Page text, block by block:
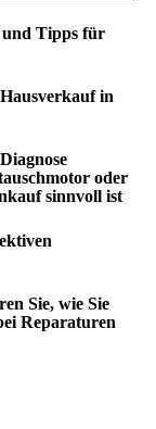
und Tipps für
in
oder
sinnvoll ist
Sie, wie Sie
Reparaturen